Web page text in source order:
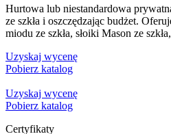
Hurtowa lub niestandardowa
ze szkła i oszczędzając budżet.
miodu ze szkła, słoiki Mason ze
Uzyskaj wycenę
Pobierz katalog
Uzyskaj wycenę
Pobierz katalog
Certyfikaty